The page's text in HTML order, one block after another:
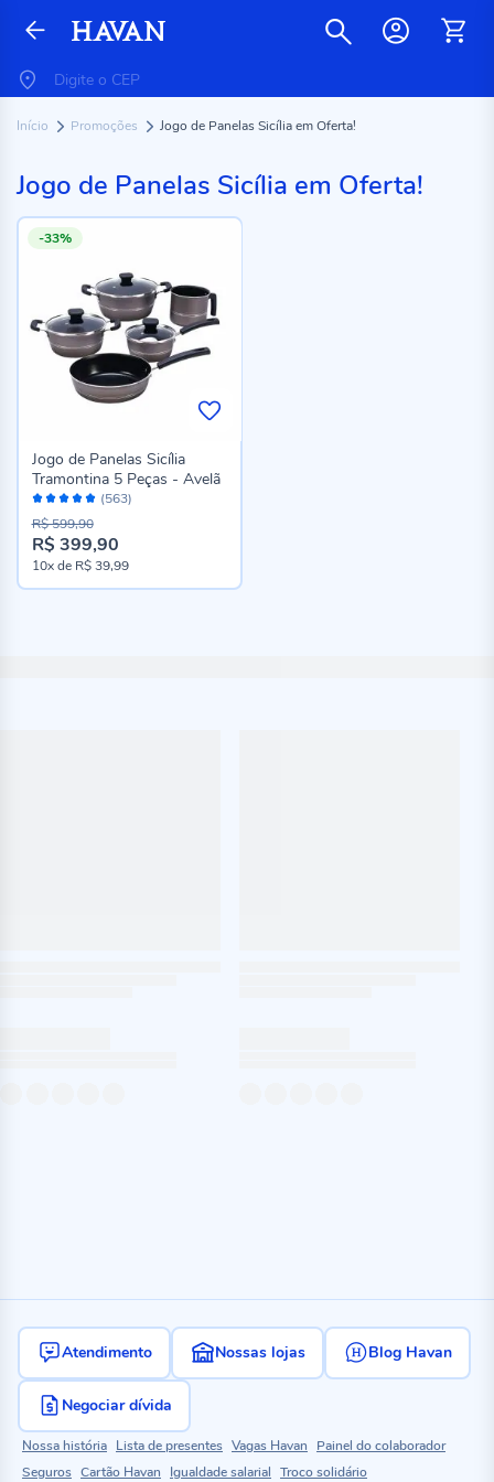
Início Promoções Jogo de Panelas Sicília em Oferta!
Jogo de Panelas Sicília em Oferta!
-33%
Avaliação:
98%
(563)
Jogo de Panelas Sicília
Tramontina 5 Peças - Avelã
Preço
especial
R$ 399,90
R$ 599,90
10xde R$ 39,99
Atendimento Nossas lojas Blog Havan
Negociar dívida
Nossa história Lista de presentes Vagas Havan
Painel do colaborador
Seguros Cartão Havan Igualdade salarial Troco solidário